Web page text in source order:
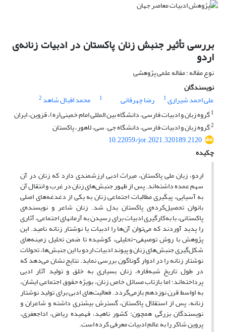
بررسی تأثیر جنبش زنان پاکستان در ادبیات زنانه‌ی
اردو
نوع مقاله : مقاله علمی پژوهشی
نویسندگان
علی احمد شیرازی1 رضا چهرقانی 1 محمد اقبال شاهد 2
1گروه زبان و ادبیات فارسی، دانشگاه بین المللی امام خمینی(ره)، قزوین، ایران
2گروه زبان و ادبیات فارسی، دانشگاه جی. سی، لاهور، پاکستان
10.22059/jor.2021.320189.2120
چکیده
اردو، زبان ملی پاکستان، میراث ادبی ارزشمندی دارد که زنان در آن
سهم‌ عمده داشته‌اند. پس از ظهور جنبش‌های زنان در غرب و انتقال آن
به آسیایی، پیگیری مطالبات اجتماعی زنان به یکی از دغدغه‌های اصلی
بانوان تحصیل‌کرده‌ی پاکستان بدل شد. زنان شاعر و نویسنده‌ی
پاکستانی، با به‌کارگیری ادبیات برای رسیدن به‌ آرمانهای اجتماعی، آثاری
را پدید آوردند که می‌توان آن‌ها را ادبیات یا نوشتار زنانه نامید. این
پژوهش با روش توصیفی-تحلیلی، کوشیده تا ضمن تحلیل زمینه‌های
شکل‌گیری جنبش‌های زنان و پیوند ادبیات اردو با این جنبش‌ها، تحولات
نوشتار زنانه را در ادوار گوناگون بررسی نماید. نتایج نشان می‌دهد که
در طول تاریخ شبه‌قاره، زنان بسیاری به خلق و تولید آثار ادبی
پرداخته‌اند؛ اما بازتاب مسائل خاص زنان، بویژه حقوق اجتماعی ایشان،
به اواسط قرن نوزدهم بازمی‌گردد. فعالیت‌های ادبی برای تولید نوشتار
زنانه، پس از استقلال پاکستان، گسترش بیشتری داشته و شاعران و
نویسندگان بزرگی همچون: کشور ناهید، فهمیده ریاض، اداجعفری،
پروین شاکر را به عالم ادبیات معرفی کرده است.